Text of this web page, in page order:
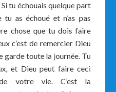
tu échouais quelque part
tu as échoué et n’as pas
chose que tu dois faire
c’est de remercier Dieu
garde toute la journée. Tu
et Dieu peut faire ceci
votre vie. C’est la